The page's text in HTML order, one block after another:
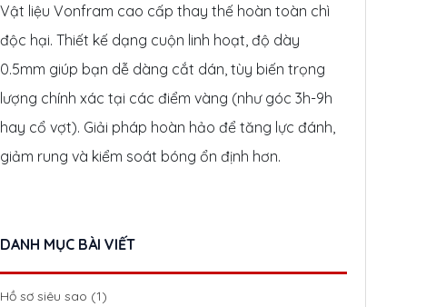
Vật liệu Vonfram cao cấp thay thế hoàn toàn chì
độc hại. Thiết kế dạng cuộn linh hoạt, độ dày
0.5mm giúp bạn dễ dàng cắt dán, tùy biến trọng
lượng chính xác tại các điểm vàng (như góc 3h-9h
hay cổ vợt). Giải pháp hoàn hảo để tăng lực đánh,
giảm rung và kiểm soát bóng ổn định hơn.
DANH MỤC BÀI VIẾT
Hồ sơ siêu sao (1)